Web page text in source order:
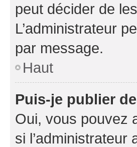
peut décider de
L’administrateur
par message.
Haut
Puis-je publier
Oui, vous pouvez
si